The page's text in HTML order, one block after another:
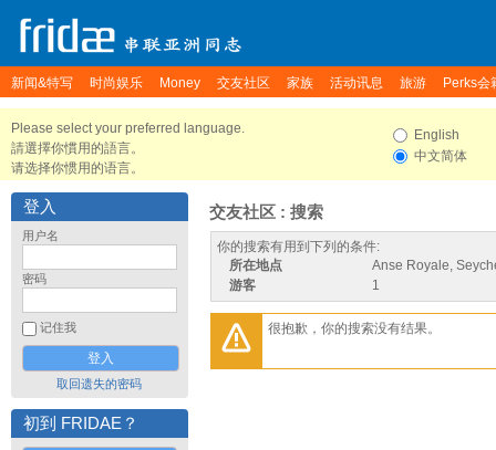
新闻&特写 时尚娱乐 Money 交友社区 家族 活动讯息 旅游 Perks会
Please select your preferred language.
請選擇你慣用的語言。
请选择你惯用的语言。
English
中文简体
登入
用户名
密码
记住我
取回遗失的密码
初到 FRIDAE？
交友社区 : 搜索
你的搜索有用到下列的条件:
所在地点
Anse Royale,
游客
1
很抱歉，你的搜索没有结果。